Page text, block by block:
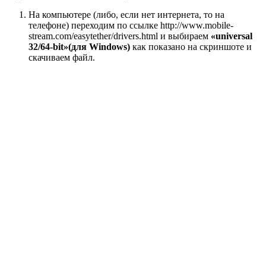
На компьютере (либо, если нет интернета, то на
телефоне) переходим по ссылке http://www.mobile-
stream.com/easytether/drivers.html и выбираем «universal
32/64-bit»(для Windows) как показано на скриншоте и
скачиваем файл.